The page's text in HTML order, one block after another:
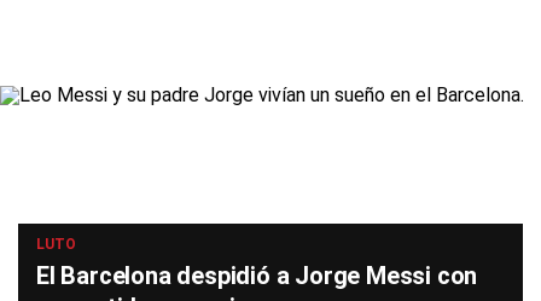
LUTO
El Barcelona despidió a Jorge Messi con